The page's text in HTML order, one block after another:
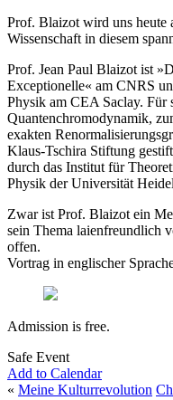
Prof. Blaizot wird uns heute
Wissenschaft in diesem
Prof. Jean Paul Blaizot ist
Exceptionelle« am CNRS
Physik am CEA Saclay. Für
Quantenchromodynamik,
exakten
Klaus-Tschira Stiftung
durch das Institut für
Physik der Universität
Zwar ist Prof. Blaizot ein
sein Thema laienfreundlich
offen.
Vortrag in englischer
Admission is free.
Safe Event
Add to Calendar
« Meine Kulturrevolution